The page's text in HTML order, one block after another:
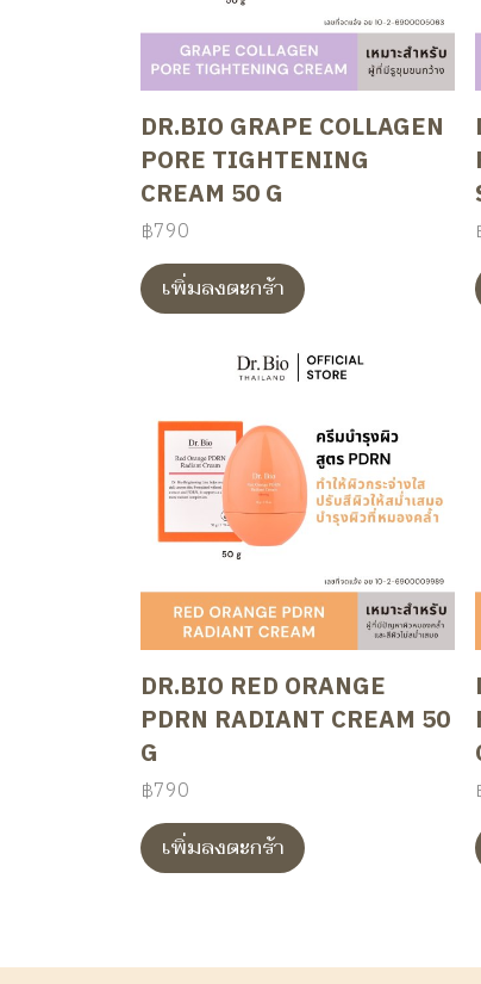
DR.BIO GRAPE COLLAGEN
PORE TIGHTENING
CREAM 50 G
฿790
เพิ่มลงตะกร้า
DR.BIO RED ORANGE
PDRN RADIANT CREAM 50
G
฿790
เพิ่มลงตะกร้า